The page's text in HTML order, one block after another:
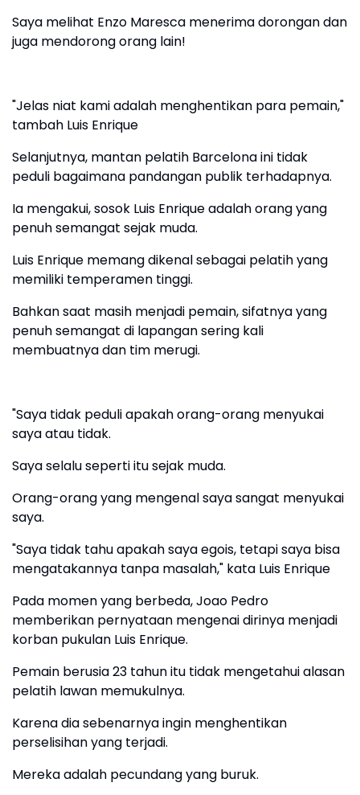
Saya melihat Enzo Maresca menerima dorongan dan
juga mendorong orang lain!
"Jelas niat kami adalah menghentikan para pemain,"
tambah Luis Enrique
Selanjutnya, mantan pelatih Barcelona ini tidak
peduli bagaimana pandangan publik terhadapnya.
Ia mengakui, sosok Luis Enrique adalah orang yang
penuh semangat sejak muda.
Luis Enrique memang dikenal sebagai pelatih yang
memiliki temperamen tinggi.
Bahkan saat masih menjadi pemain, sifatnya yang
penuh semangat di lapangan sering kali
membuatnya dan tim merugi.
"Saya tidak peduli apakah orang-orang menyukai
saya atau tidak.
Saya selalu seperti itu sejak muda.
Orang-orang yang mengenal saya sangat menyukai
saya.
"Saya tidak tahu apakah saya egois, tetapi saya bisa
mengatakannya tanpa masalah," kata Luis Enrique
Pada momen yang berbeda, Joao Pedro
memberikan pernyataan mengenai dirinya menjadi
korban pukulan Luis Enrique.
Pemain berusia 23 tahun itu tidak mengetahui alasan
pelatih lawan memukulnya.
Karena dia sebenarnya ingin menghentikan
perselisihan yang terjadi.
Mereka adalah pecundang yang buruk.